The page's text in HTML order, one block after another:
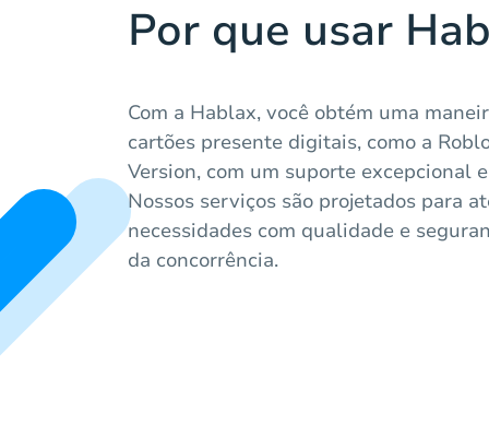
Por que usar
Com a Hablax, você obtém uma
cartões presente digitais, como a
Version, com um suporte excepcional
Nossos serviços são projetados para
necessidades com qualidade e
da concorrência.